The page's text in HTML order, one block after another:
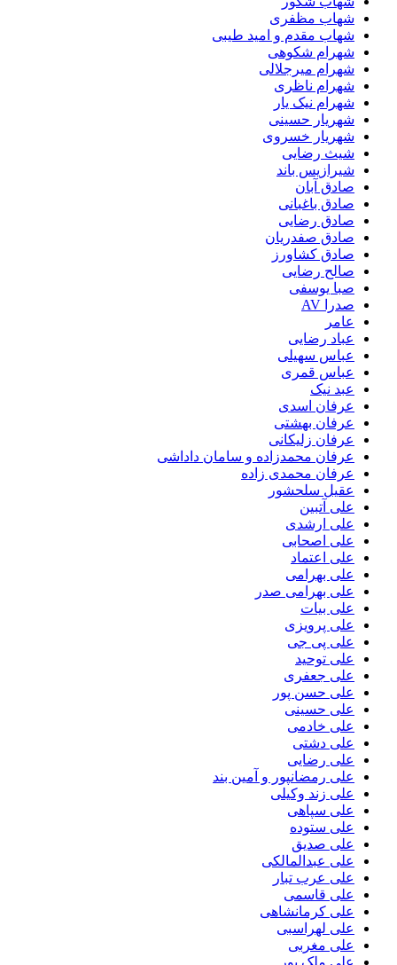
شهاب مظفری
شهاب مقدم و امید طیبی
شهرام شکوهی
شهرام میرجلالی
شهرام ناظری
شهرام نیک یار
شهریار حسینی
شهریار خسروی
شیث رضایی
شیرازیس باند
صادق آبان
صادق باغبانی
صادق رضایی
صادق صفدریان
صادق کشاورز
صالح رضایی
صبا یوسفی
صدرا AV
عامر
عباد رضایی
عباس سهیلی
عباس قمری
عبد نیک
عرفان اسدی
عرفان بهشتی
عرفان زلیکانی
عرفان محمدزاده و سامان داداشی
عرفان محمدی زاده
عقیل سلحشور
علی آتبین
علی ارشدی
علی اصحابی
علی اعتماد
علی بهرامی
علی بهرامی صدر
علی بیات
علی پرویزی
علی پی جی
علی توحید
علی جعفری
علی حسن پور
علی حسینی
علی خادمی
علی دشتی
علی رضایی
علی رمضانپور و آمین بند
علی زند وکیلی
علی سپاهی
علی ستوده
علی صدیق
علی عبدالمالکی
علی عرب تبار
علی قاسمی
علی کرمانشاهی
علی لهراسبی
علی مغربی
علی ملک پور